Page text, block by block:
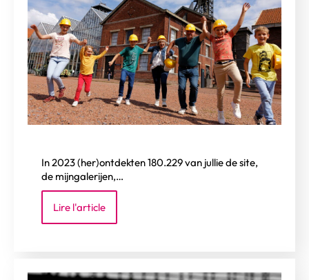
In 2023 (her)ontdekten 180.229 van jullie de site,
de mijngalerijen,…
Lire l'article